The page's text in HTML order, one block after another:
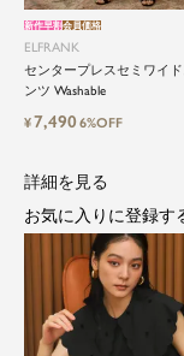
Elegantと
えて愛さ
さくさ」を
のカジュア
毎日の中に
目を引く。
タイルを提案
ELFRANK
センタープレスセミワイ
ンツ Washable
新作早割会員価格
¥7,4906%OFF
詳細を見る
お気に入りに登録す